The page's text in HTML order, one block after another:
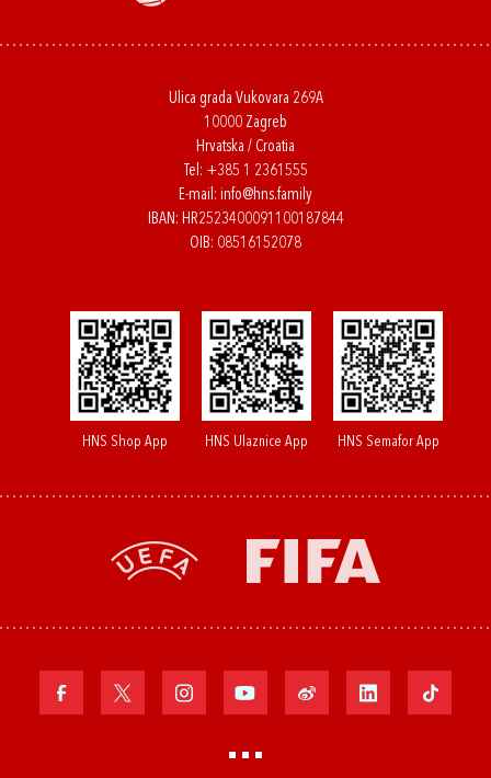
Ulica grada Vukovara 269A
10000 Zagreb
Hrvatska / Croatia
Tel: +385 1 2361555
E-mail: info@hns.family
IBAN: HR2523400091100187844
OIB: 08516152078
HNS Shop App HNS Ulaznice App HNS Semafor App